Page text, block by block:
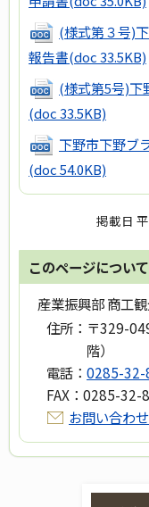
(様式第３号)
報告書(doc 33.5KB)
(様式第5号)下
(doc 33.5KB)
下野市下野ブ
(doc 54.0KB)
掲載日
このページについ
産業振興部 商工
住所： 〒329-
階）
電話： 0285-32-
FAX： 0285-32-
お問い合わ